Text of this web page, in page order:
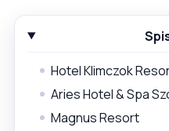
Hotel Klimczok
Aries Hotel & Spa
Magnus Resort